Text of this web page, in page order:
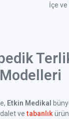
İçe ve
Etkin Medikal
vetabanlık